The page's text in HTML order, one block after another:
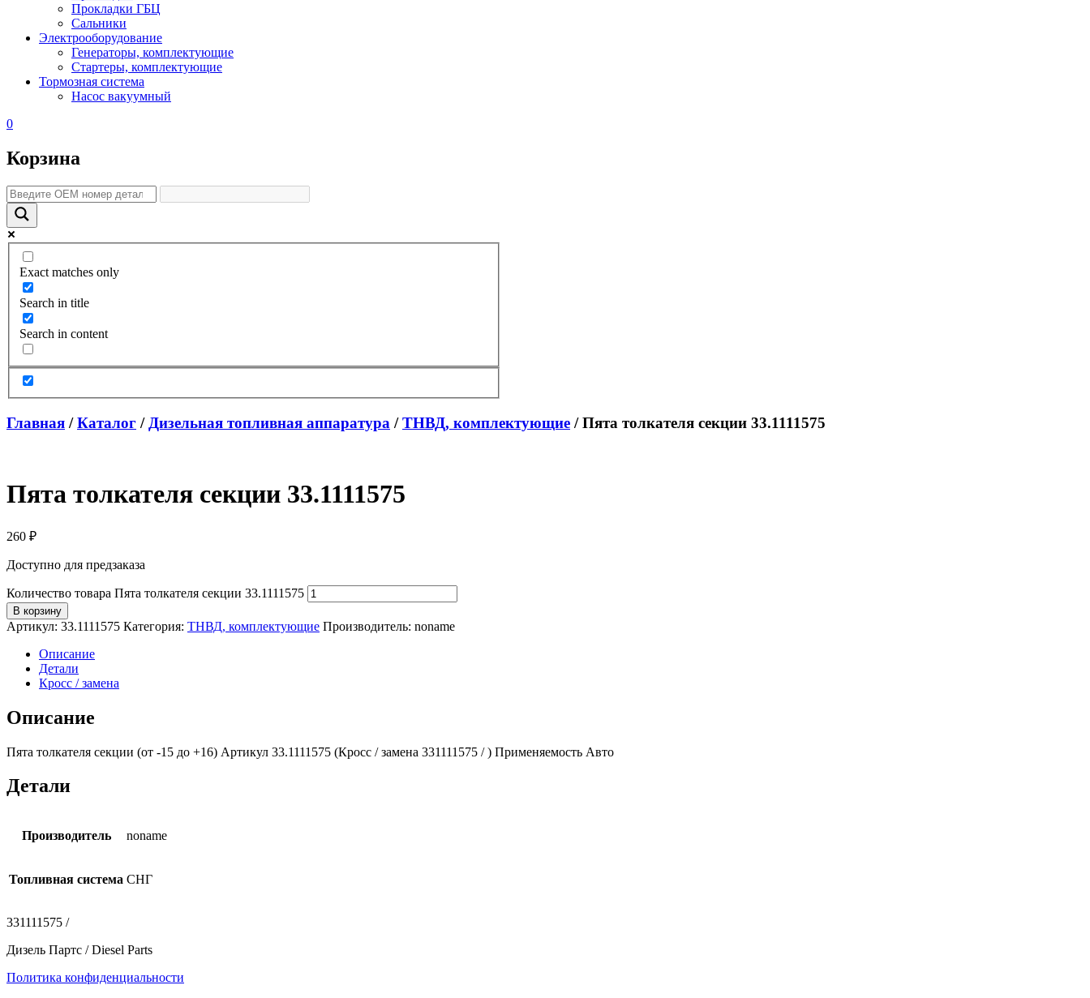
Прокладки ГБЦ
Сальники
Электрооборудование
Генераторы, комплектующие
Стартеры, комплектующие
Тормозная система
Насос вакуумный
0
Корзина
Exact matches only
Search in title
Search in content
Главная /Каталог / Дизельная топливная аппаратура /ТНВД, комплектующие / Пята толкателя секции 33.1111575
Пята толкателя секции 33.1111575
260 ₽
Доступно для предзаказа
Количество товара Пята толкателя секции 33.1111575
В корзину
Артикул: 33.1111575 Категория: ТНВД, комплектующие Производитель: noname
Описание
Детали
Кросс / замена
Описание
Пята толкателя секции (от -15 до +16) Артикул 33.1111575 (Кросс / замена 331111575 / ) Применяемость Авто
Детали
Производитель noname
Топливная система СНГ
331111575 /
Дизель Партс / Diesel Parts
Политика конфиденциальности